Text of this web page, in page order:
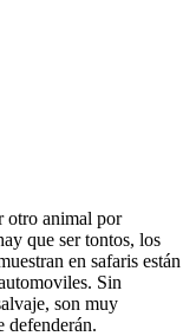
otro animal por
que ser tontos, los
en safaris están
Sin
son muy
defenderán.